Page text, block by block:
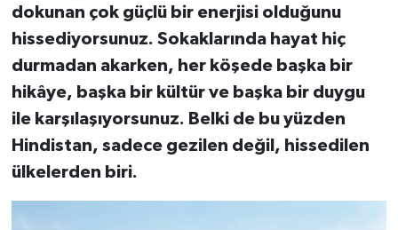
dokunan çok güçlü bir enerjisi olduğunu
hissediyorsunuz. Sokaklarında hayat hiç
durmadan akarken, her köşede başka bir
hikâye, başka bir kültür ve başka bir duygu
ile karşılaşıyorsunuz. Belki de bu yüzden
Hindistan, sadece gezilen değil, hissedilen
ülkelerden biri.
YAŞAM